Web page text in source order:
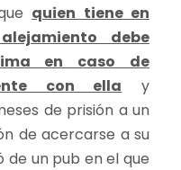
quien tiene en
debe
en caso de
con ella y
de prisión a un
de acercarse a su
de un pub en el que